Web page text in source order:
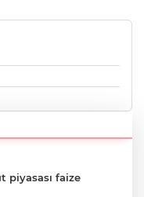
piyasası faize